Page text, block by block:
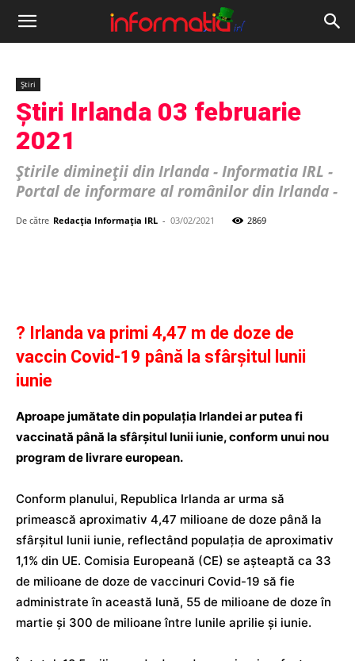
Informația
Știri
Știri Irlanda 03 februarie
2021
Știrile dimineții din Irlanda - Informatia IRL -
Portal de informare al românilor din Irlanda -
De către Redacția Informația IRL - 03/02/2021 2869
? Irlanda va primi 4,47 m de doze de
vaccin Covid-19 până la sfârșitul lunii
iunie
Aproape jumătate din populația Irlandei ar putea fi
vaccinată până la sfârșitul lunii iunie, conform unui nou
program de livrare european.
Conform planului, Republica Irlanda ar urma să
primească aproximativ 4,47 milioane de doze până la
sfârșitul lunii iunie, reflectând populația de aproximativ
1,1% din UE. Comisia Europeană (CE) se așteaptă ca 33
de milioane de doze de vaccinuri Covid-19 să fie
administrate în această lună, 55 de milioane de doze în
martie și 300 de milioane între lunile aprilie și iunie.